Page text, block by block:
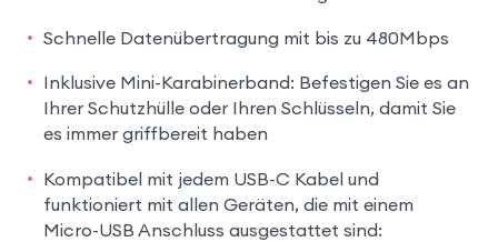
Schnelle Datenübertragung mit bis zu 480Mbps
Inklusive Mini-Karabinerband: Befestigen Sie es an
Ihrer Schutzhülle oder Ihren Schlüsseln, damit Sie
es immer griffbereit haben
Kompatibel mit jedem USB-C Kabel und
funktioniert mit allen Geräten, die mit einem
Micro-USB Anschluss ausgestattet sind: